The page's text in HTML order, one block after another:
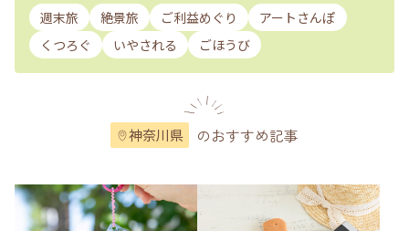
週末旅 絶景旅 ご利益めぐり
アートさんぽ
くつろぐ
いやされる ごほうび
神奈川県 のおすすめ記事